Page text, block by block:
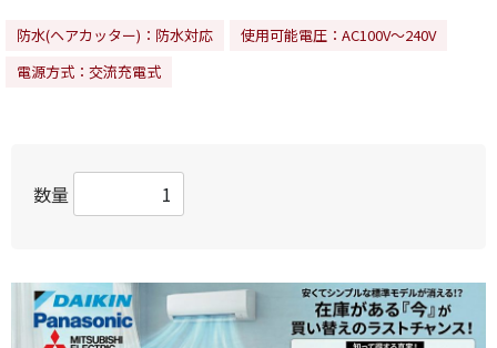
防水(ヘアカッター)：防水対応
使用可能電圧：AC100V～240V
電源方式：交流充電式
数量